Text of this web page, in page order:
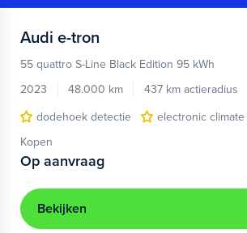
Audi e-tron
55 quattro S-Line Black Edition 95 kWh
2023
48.000 km 437 km actieradius
dodehoek detectie
electronic
Kopen
Op aanvraag
Bekijken